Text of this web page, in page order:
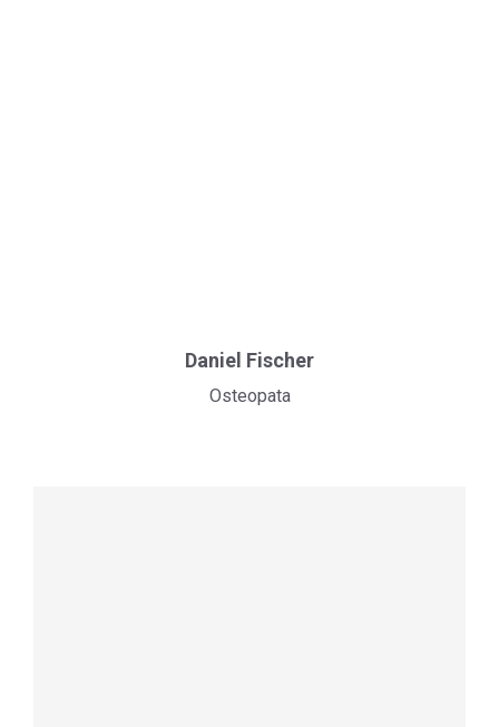
Daniel Fischer
Osteopata